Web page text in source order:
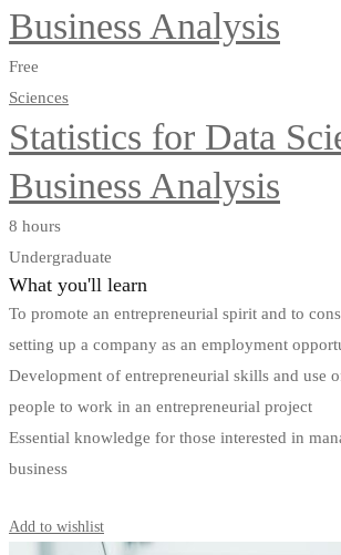
Business Analysis
Free
Sciences
Statistics for Data
Business Analysis
8 hours
Undergraduate
What you'll learn
To promote an entrepreneurial spirit and to
setting up a company as an employment
Development of entrepreneurial skills and use
people to work in an entrepreneurial project
Essential knowledge for those interested in
business
Add to wishlist